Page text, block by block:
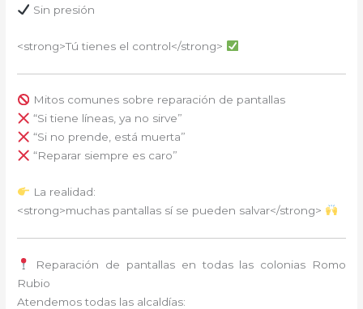
Sin presión
<strong>Tú tienes el control</strong>
Mitos comunes sobre reparación de pantallas
“Si tiene líneas, ya no sirve”
“Si no prende, está muerta”
“Reparar siempre es caro”
La realidad:
<strong>muchas pantallas sí se pueden salvar</strong>
Reparación de pantallas en todas las colonias Romo
Rubio
Atendemos todas las alcaldías: